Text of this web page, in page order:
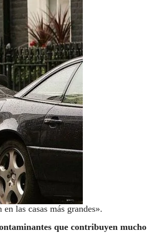
las casas más grandes».
que contribuyen mucho